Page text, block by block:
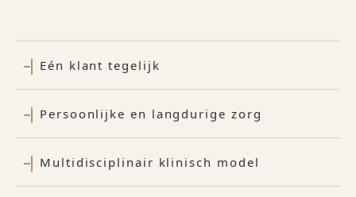
Eén klant tegelijk
Persoonlijke en langdurige zorg
Multidisciplinair klinisch model